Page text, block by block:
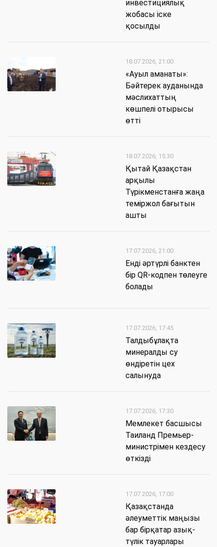
инвестициялық
жобасы іске
қосылды
18.07.2026, 21:00
«Ауыл аманаты»:
Бәйтерек ауданында
мәслихаттың
көшпелі отырысы
өтті
18.07.2026, 15:30
Қытай Қазақстан
арқылы
Түрікменстанға жаңа
теміржол бағытын
ашты
17.07.2026, 21:00
Енді әртүрлі банктен
бір QR-кодпен төлеуге
болады
17.07.2026, 17:45
Талдыбұлақта
минералды су
өндіретін цех
салынуда
17.07.2026, 17:30
Мемлекет басшысы
Таиланд Премьер-
министрімен кездесу
өткізді
17.07.2026, 17:00
Қазақстанда
әлеуметтік маңызы
бар бірқатар азық-
түлік тауарлары